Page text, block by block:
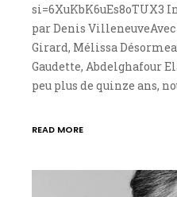
par Denis
Girard, Mélissa
Gaudette, Abdelghafour
peu plus de quinze ans,
READ MORE